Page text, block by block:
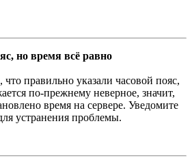
но время всё равно
правильно указали часовой пояс,
по-прежнему неверное, значит,
время на сервере. Уведомите
устранения проблемы.